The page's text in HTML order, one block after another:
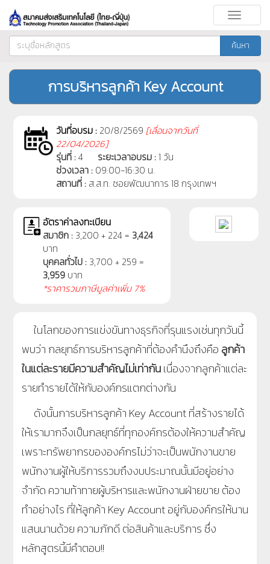
Toggle
ค้นหา
การบริหารลูกค้า Key Account
วันที่อบรม : 20/8/2569 [เลื่อนจากวันที่
22/04/2026]
รุ่นที่ :4 ระยะเวลาอบรม :1 วัน
ช่วงเวลา : 09:00-16:30 น.
สถานที่ : ส.ส.ท. ซอยพัฒนาการ 18 กรุงเทพฯ
อัตราค่าลงทะเบียน
สมาชิก : 3,200 + 224 = 3,424
บาท
บุคคลทั่วไป : 3,700 + 259 =
3,959 บาท
*ราคารวมภาษีมูลค่าเพิ่ม 7%
ในโลกของการแข่งขันทางธุรกิจที่รุนแรงเช่นทุกวันนี้
พบว่า กลยุทธ์การบริหารลูกค้าที่ต้องคำนึงถึงคือ ลูกค้า
ในแต่ละรายมีความสำคัญไม่เท่ากันเนื่องจากลูกค้าแต่ละ
รายทำรายได้ให้กับองค์กรแตกต่างกัน
ดังนั้นการบริหารลูกค้า Key Accountที่สร้างรายได้
ให้เรามากจึงเป็นกลยุทธ์ที่ทุกองค์กรต้องให้ความสำคัญ
เพราะทรัพยากรขององค์กรไม่ว่าจะเป็นพนักงานขาย
พนักงานผู้ให้บริการรวมถึงงบประมาณนั้นมีอยู่อย่าง
จำกัด ความท้าทายผู้บริหารและพนักงานฝ่ายขาย ต้อง
ทำอย่างไร ที่ให้ลูกค้า Key Accountอยู่กับองค์กรให้นาน
แสนนานด้วย ความภักดี ต่อสินค้าและบริการ ซึ่ง
หลักสูตรนี้มีคำตอบ!!